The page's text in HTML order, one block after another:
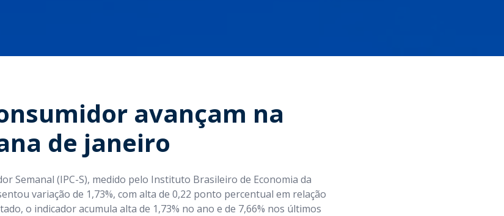
avançam na
de janeiro
Semanal (IPC-S), medido pelo Instituto Brasileiro de Economia da
variação de 1,73%, com alta de 0,22 ponto percentual em relação
o indicador acumula alta de 1,73% no ano e de 7,66% nos últimos